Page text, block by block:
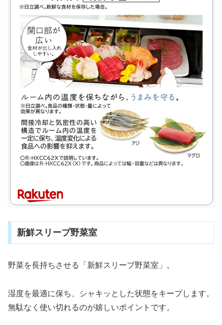
新鮮スリープ野菜室
野菜を長持ちさせる「新鮮スリープ野菜室」。
湿度を最適に保ち、シャキッとした状態をキープします。
無駄なく使い切れるのが嬉しいポイントです。